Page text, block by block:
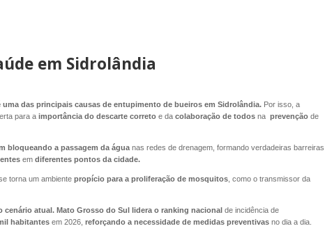
em Sidrolândia
das principais causas de entupimento de bueiros em Sidrolândia. Por isso, a
para a importância do descarte correto e da colaboração de todosnaprevençãode
bloqueando a passagem da águanas redes de drenagem, formando verdadeiras barreiras
emdiferentes pontos da cidade.
torna um ambiente propício para a proliferação de mosquitos, como o transmissor da
atual. Mato Grosso do Sul lidera o ranking nacional de incidência de
habitantesem 2026, reforçando a necessidade de medidas preventivasno dia a dia.